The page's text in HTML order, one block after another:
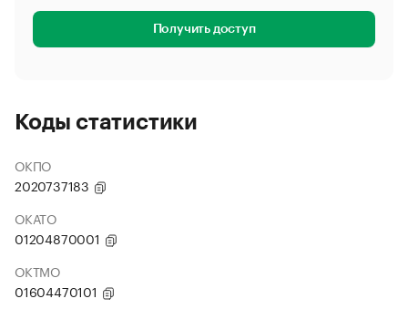
Получить доступ
Коды статистики
ОКПО
2020737183
ОКАТО
01204870001
ОКТМО
01604470101